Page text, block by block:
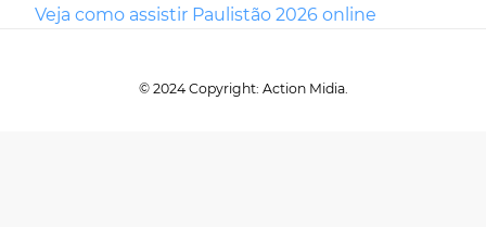
Veja como assistir Paulistão 2026 online
© 2024 Copyright: Action Midia.